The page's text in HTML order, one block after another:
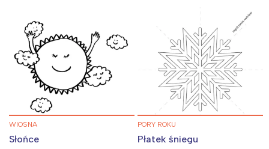
WIOSNA
Słońce
PORY ROKU
Płatek śniegu